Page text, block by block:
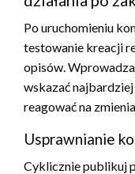
Po uruchomieniu
testowanie kreacji
opisów.
wskazać
reagować na
Usprawnianie
Cyklicznie publikuj